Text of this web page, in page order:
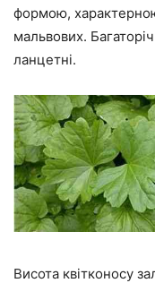
формою,
мальвових.
ланцетні.
Висота квітконосу